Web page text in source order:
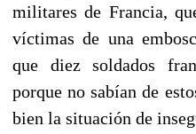
militares de Francia,
víctimas de una
que diez soldados
porque no sabían de
bien la situación de